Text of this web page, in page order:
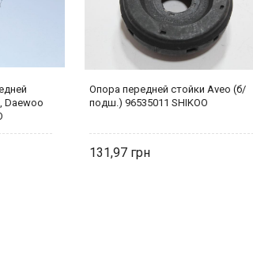
Daewoo
Опора передней стойки Aveo (б/
подш.) 96535011 SHIKOO
131,97